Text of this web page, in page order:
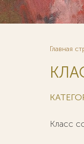
Главная
Класс